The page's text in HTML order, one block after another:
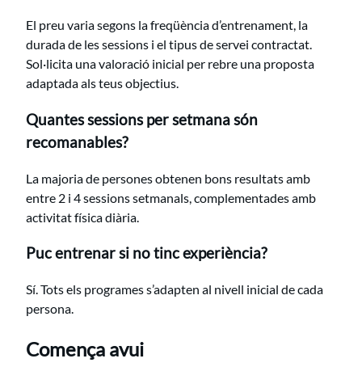
El preu varia segons la freqüència d’entrenament, la
durada de les sessions i el tipus de servei contractat.
Sol·licita una valoració inicial per rebre una proposta
adaptada als teus objectius.
Quantes sessions per setmana són
recomanables?
La majoria de persones obtenen bons resultats amb
entre 2 i 4 sessions setmanals, complementades amb
activitat física diària.
Puc entrenar si no tinc experiència?
Sí. Tots els programes s’adapten al nivell inicial de cada
persona.
Comença avui